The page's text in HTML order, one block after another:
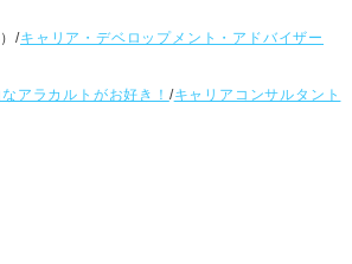
/キャリア・デベロップメント・アドバイザー
アラカルトがお好き！ /キャリアコンサルタント